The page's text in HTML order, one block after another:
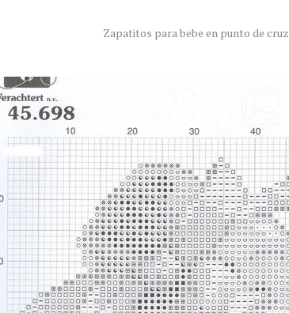
Zapatitos para bebe en punto de cruz